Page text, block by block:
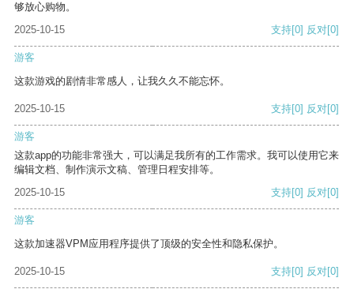
够放心购物。
2025-10-15
支持[0] 反对[0]
游客
这款游戏的剧情非常感人，让我久久不能忘怀。
2025-10-15 支持[0] 反对[0]
游客
这款app的功能非常强大，可以满足我所有的工作需求。我可以使用它来
编辑文档、制作演示文稿、管理日程安排等。
2025-10-15
支持[0] 反对[0]
游客
这款加速器VPM应用程序提供了顶级的安全性和隐私保护。
2025-10-15 支持[0] 反对[0]